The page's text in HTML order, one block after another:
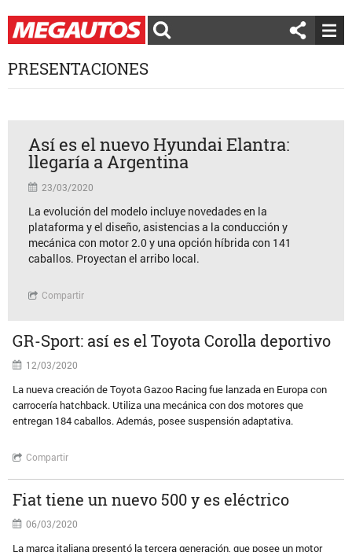
PRESENTACIONES
Así es el nuevo Hyundai Elantra:
llegaría a Argentina
23/03/2020
La evolución del modelo incluye novedades en la
plataforma y el diseño, asistencias a la conducción y
mecánica con motor 2.0 y una opción híbrida con 141
caballos. Proyectan el arribo local.
Compartir
GR-Sport: así es el Toyota Corolla deportivo
12/03/2020
La nueva creación de Toyota Gazoo Racing fue lanzada en Europa con
carrocería hatchback. Utiliza una mecánica con dos motores que
entregan 184 caballos. Además, posee suspensión adaptativa.
Compartir
Fiat tiene un nuevo 500 y es eléctrico
06/03/2020
La marca italiana presentó la tercera generación, que posee un motor